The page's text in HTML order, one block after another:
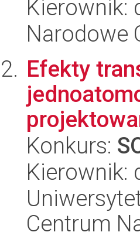
Kierownik:
Narodowe
Efekty
Konkurs:
Kierownik:
Centrum